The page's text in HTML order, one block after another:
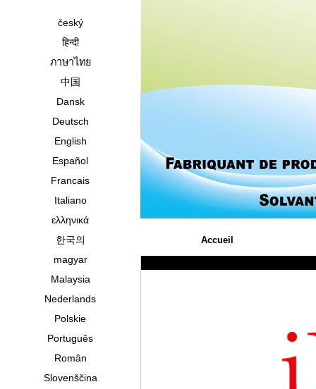
český
हिन्दी
ภาษาไทย
中国
Dansk
Deutsch
English
Español
Francais
Italiano
ελληνικά
한국의
magyar
Malaysia
Nederlands
Polskie
Português
Român
Slovenščina
Accueil